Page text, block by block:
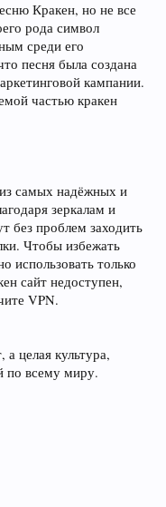
Кракен, но не все
рода символ
среди его
песня была создана
кампании.
частью кракен
самых надёжных и
зеркалам и
без проблем заходить
Чтобы избежать
использовать только
сайт недоступен,
VPN.
целая культура,
по всему миру.